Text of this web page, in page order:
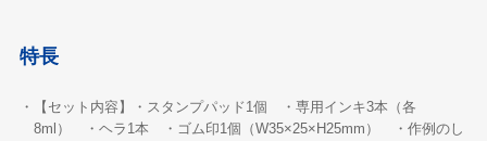
特長
・【セット内容】・スタンプパッド1個 ・専用インキ3本（各
8ml） ・ヘラ1本 ・ゴム印1個（W35×25×H25mm） ・作例のし